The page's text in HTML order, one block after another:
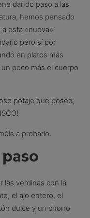
dando paso a las
hemos pensado
esta «nueva»
pero sí por
en platos más
poco más el cuerpo
potaje que posee,
a probarlo.
las verdinas con la
el ajo entero, el
dulce y un chorro